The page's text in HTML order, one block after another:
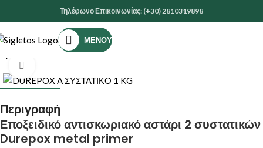
Τηλέφωνο Επικοινωνίας: (+30) 2810319898
ΜΕΝΟΎ
ΧΡΩΜΑΤΑ ΕΙΔΙΚΑ ΠΡΟΙΟΝΤΑ
Περιγραφή
Εποξειδικό αντισκωριακό αστάρι 2 συστατικών
Durepox metal primer